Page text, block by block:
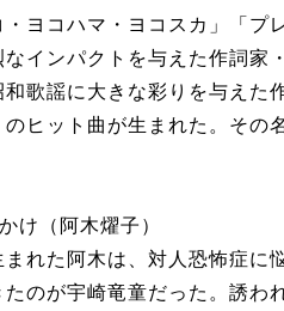
・ヨコハマ・ヨコスカ」「
インパクトを与えた作詞家
歌謡に大きな彩りを与えた
のヒット曲が生まれた。その
け（阿木燿子）
れた阿木は、対人恐怖症に
たのが宇崎竜童だった。誘わ